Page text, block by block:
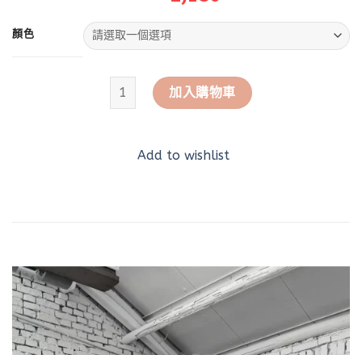
顏色
直條紋直筒抽繩牛仔短褲 數量
加入購物車
Add to wishlist